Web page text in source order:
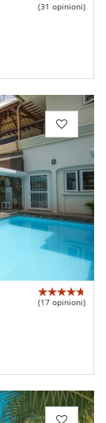
(31 opinioni)
(17 opinioni)